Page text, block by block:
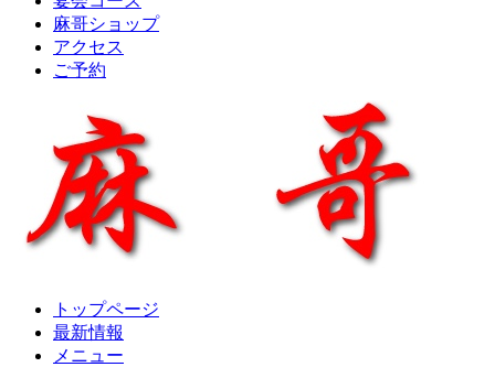
麻哥ショップ
アクセス
ご予約
トップページ
最新情報
メニュー